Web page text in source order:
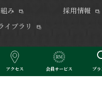
み
採用情報
イブラリ
歩圏、福岡の賑わいを愉しむ宿
アクセス 会員サービス プ